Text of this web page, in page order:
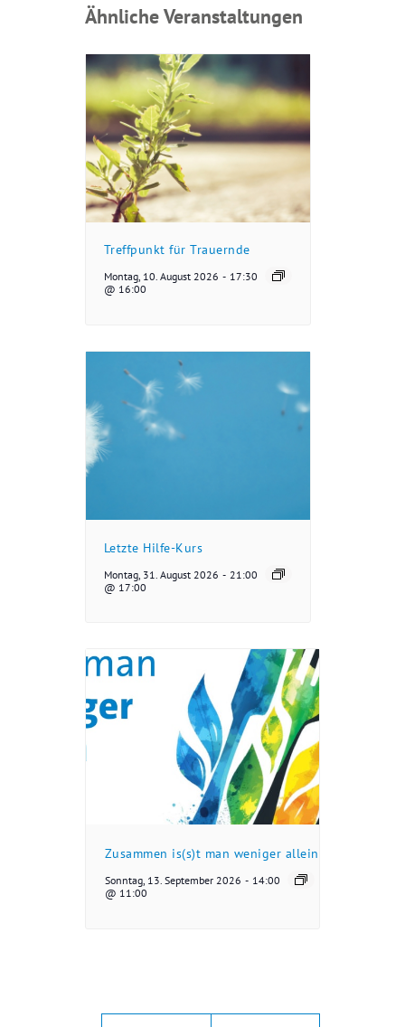
Ähnliche Veranstaltungen
Treffpunkt für Trauernde
Montag, 10. August 2026
@ 16:00
- 17:30
Letzte Hilfe-Kurs
Montag, 31. August 2026
@ 17:00
- 21:00
Zusammen is(s)t man weniger allein
Sonntag, 13. September 2026
@ 11:00
- 14:00